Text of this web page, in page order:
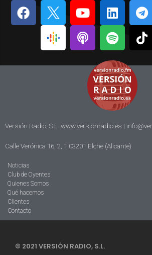
Versión Radio, S.L. www.versionradio.es |
Calle Verónica 16, 2, 1 03201 Elche (Alicante)
Noticias
Club de Oyentes
Quienes Somos
Qué hacemos
Clientes
Contacto
© 2021 VERSIÓN RADIO, S.L.